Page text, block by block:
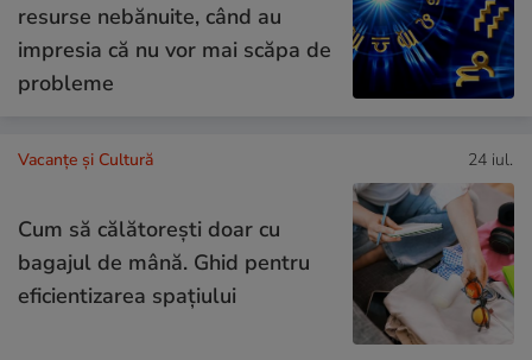
resurse nebănuite, când au
impresia că nu vor mai scăpa de
probleme
Vacanțe și Cultură 24 iul.
Cum să călătoreşti doar cu
bagajul de mână. Ghid pentru
eficientizarea spaţiului